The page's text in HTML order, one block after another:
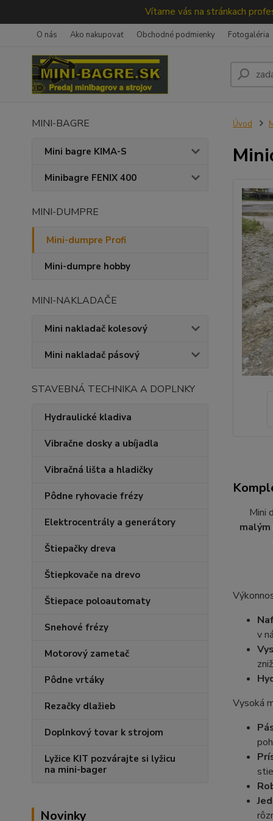
Vítame vás na stránkach
O nás Ako nakupovať Obchodné podmienky Fotogaléria
MINI-BAGRE
Mini bagre KIMA-S
Minibagre FENIX 400
MINI-DUMPRE
Mini-dumpre Profi
Mini-dumpre hobby
MINI-NAKLADAČE
Mini nakladač kolesový
Mini nakladač pásový
STAVEBNÁ TECHNIKA A DOPLNKY
Hydraulické kladiva
Vibračne dosky a ubíjadla
Vibračná lišta a hladičky
Pôdne ryhovacie frézy
Elektrocentrály a generátory
Štiepačky dreva
Štiepkovače na drevo
Štiepace poloautomaty
Snehové frézy
Motorový zametač
Pôdne vrtáky
Rezačky dlažieb
Doplnkový tovar k strojom
Lyžice KIT pozvárajte si lyžicu
na mini-bager
Novinky
Úvod
Mini
v
Vysoká